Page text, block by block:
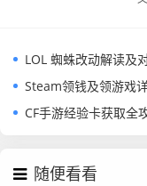
游戏走向世界；积
特点进行本地化改进
努力，有望在这个
政策、市场、文化
LOL 蜘蛛改动解读及
Steam领钱及领游戏
CF手游经验卡获取全
随便看看